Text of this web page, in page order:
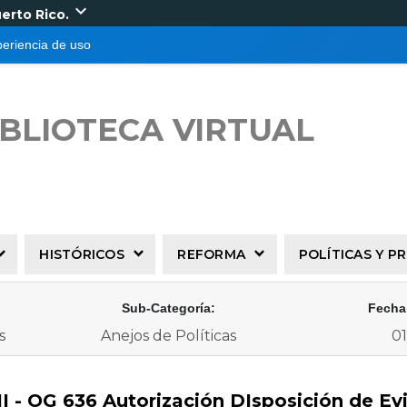
Rico. expand_more
de uso
VIRTUAL
HISTÓRICOS REFORMA POLÍTICAS Y
Sub-Categoría:
Anejos de Políticas
- OG 636 Autorización DIsposición de